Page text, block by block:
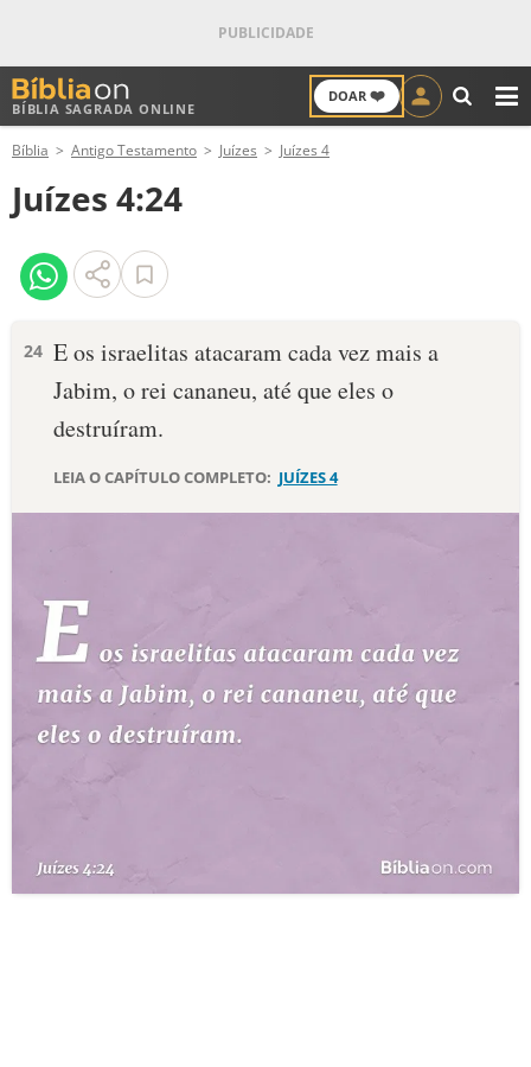
BÍBLIA SAGRADA ONLINE
DOAR ❤️
ANTIGO TESTAMENTO
NOVO TESTAMENTO
VERSÍCULOS
PALAVRA DO DIA
DEVOCIONAL DIÁRIO
ESTUDOS BÍBLICOS
ESBOÇOS DE PREGAÇÃO
TERMO BÍBLICO
Bíblia Antigo Testamento Juízes Juízes 4
Juízes 4:24
24 E os israelitas atacaram cada vez mais a
Jabim, o rei cananeu, até que eles o
destruíram.
LEIA O CAPÍTULO COMPLETO: JUÍZES 4